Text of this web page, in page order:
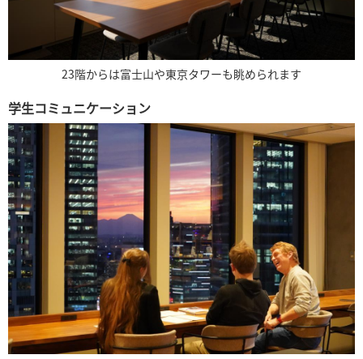
23階からは富士山や東京タワーも眺められます
学生コミュニケーション